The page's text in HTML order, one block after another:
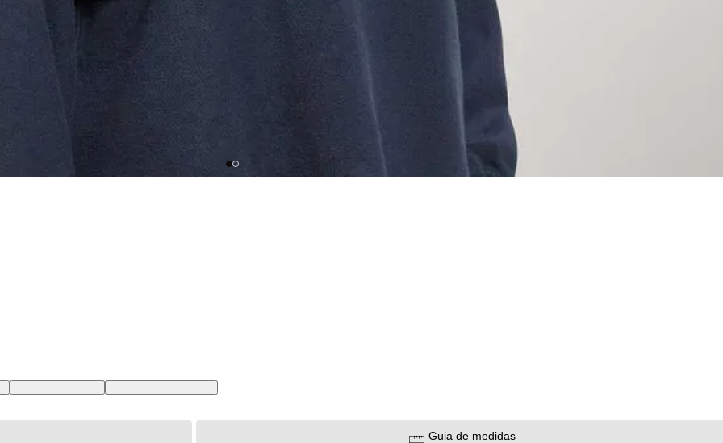
XL USA | GG BRXXL USA | EGG BR
Guia de medidas